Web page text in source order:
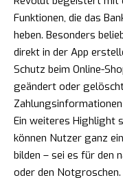
Funktionen, die das
heben. Besonders
direkt in der App
Schutz beim Online-
geändert oder
Ein weiteres Highlight
können Nutzer ganz
bilden – sei es für den
oder den